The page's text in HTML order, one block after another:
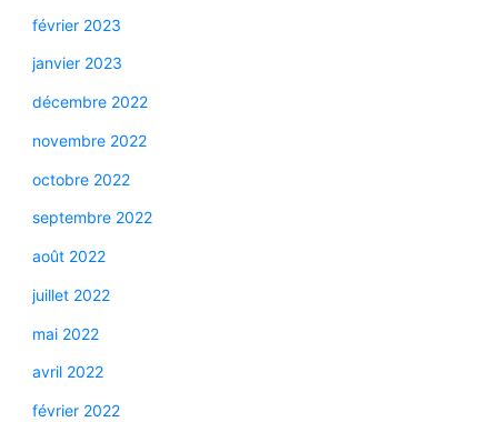
février 2023
janvier 2023
décembre 2022
novembre 2022
octobre 2022
septembre 2022
août 2022
juillet 2022
mai 2022
avril 2022
février 2022